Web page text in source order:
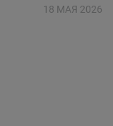
18 МАЯ 2026